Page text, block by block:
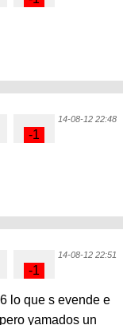
14-08-12 22:48
14-08-12 22:51
lo que s evende e
yamados un